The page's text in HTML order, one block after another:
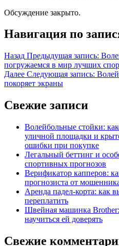
Обсуждение закрыто.
Навигация по
Назад Предыдущая запись:
погружаемся в мир лучших
Далее Следующая запись:
покоряет экраны
Свежие записи
Волейбольные стойки:
уличной площадки и
ошибки при покупке
Легальный беттинг и
спортивных прогнозов
Верификатор капперов:
прогнозиста от
Аренда падел-корта: как
переплатить
Швейная машинка
научиться ей доверять
Свежие